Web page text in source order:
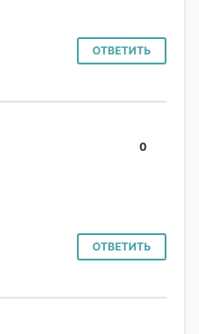
ОТВЕТИТЬ
0
ОТВЕТИТЬ